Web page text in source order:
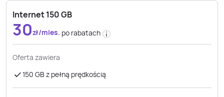
Internet 150 GB
30zł/mies. po rabatach
Oferta zawiera
150 GB z pełną prędkością